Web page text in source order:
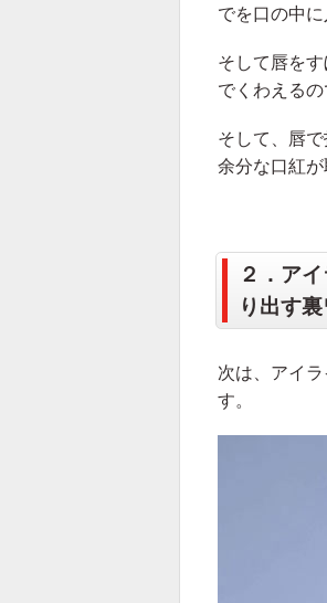
でを口の中に
そして唇を
でくわえる
そして、唇
余分な口紅が
２．ア
り出す
次は、アイ
す。